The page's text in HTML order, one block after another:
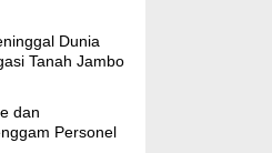
Dunia
Tanah Jambo
dan
Personel